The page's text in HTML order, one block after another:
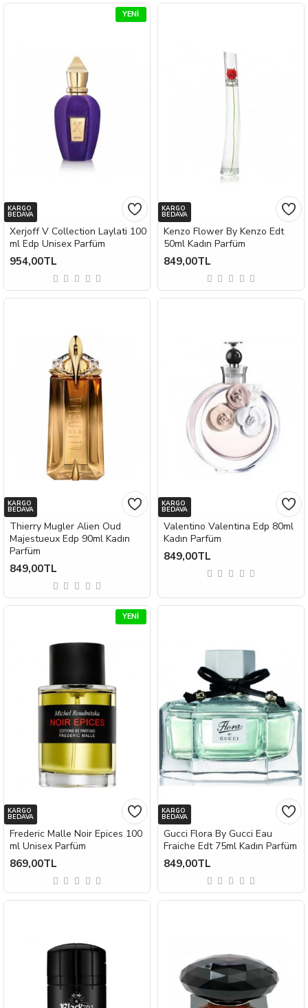
YENI
KARGO
BEDAVA
Xerjoff V Collection Laylati 100
ml Edp Unisex Parfüm
954,00TL
KARGO
BEDAVA
Kenzo Flower By Kenzo Edt
50ml Kadın Parfüm
849,00TL
KARGO
BEDAVA
Thierry Mugler Alien Oud
Majestueux Edp 90ml Kadın
Parfüm
849,00TL
KARGO
BEDAVA
Valentino Valentina Edp 80ml
Kadın Parfüm
849,00TL
YENI
KARGO
BEDAVA
Frederic Malle Noir Epices 100
ml Unisex Parfüm
869,00TL
KARGO
BEDAVA
Gucci Flora By Gucci Eau
Fraiche Edt 75ml Kadın Parfüm
849,00TL